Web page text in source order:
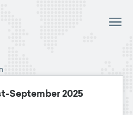
September 2025